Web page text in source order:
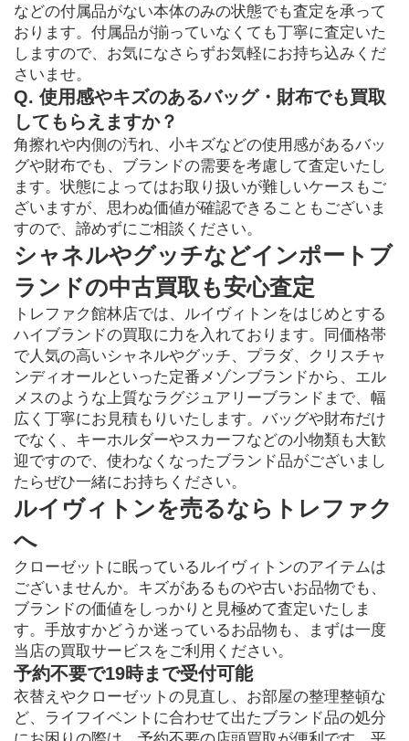
などの付属品がない本体のみの状態でも査定を承って
おります。付属品が揃っていなくても丁寧に査定いた
しますので、お気になさらずお気軽にお持ち込みくだ
さいませ。
Q. 使用感やキズのあるバッグ・財布でも買取
してもらえますか？
角擦れや内側の汚れ、小キズなどの使用感があるバッ
グや財布でも、ブランドの需要を考慮して査定いたし
ます。状態によってはお取り扱いが難しいケースもご
ざいますが、思わぬ価値が確認できることもございま
すので、諦めずにご相談ください。
シャネルやグッチなどインポートブ
ランドの中古買取も安心査定
トレファク館林店では、ルイヴィトンをはじめとする
ハイブランドの買取に力を入れております。同価格帯
で人気の高いシャネルやグッチ、プラダ、クリスチャ
ンディオールといった定番メゾンブランドから、エル
メスのような上質なラグジュアリーブランドまで、幅
広く丁寧にお見積もりいたします。バッグや財布だけ
でなく、キーホルダーやスカーフなどの小物類も大歓
迎ですので、使わなくなったブランド品がございまし
たらぜひ一緒にお持ちください。
ルイヴィトンを売るならトレファク
へ
クローゼットに眠っているルイヴィトンのアイテムは
ございませんか。キズがあるものや古いお品物でも、
ブランドの価値をしっかりと見極めて査定いたしま
す。手放すかどうか迷っているお品物も、まずは一度
当店の買取サービスをご利用ください。
予約不要で19時まで受付可能
衣替えやクローゼットの見直し、お部屋の整理整頓な
ど、ライフイベントに合わせて出たブランド品の処分